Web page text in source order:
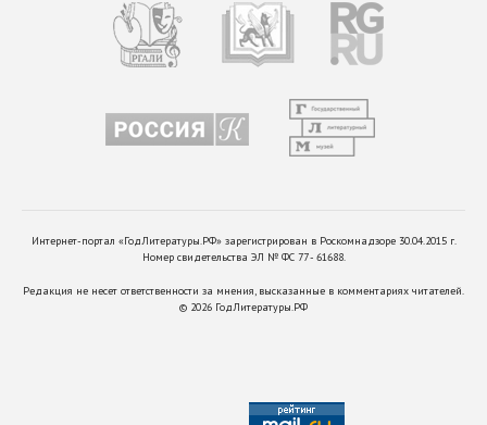
Интернет-портал «ГодЛитературы.РФ» зарегистрирован в Роскомнадзоре 30.04.2015 г.
Номер свидетельства ЭЛ № ФС 77 - 61688.
Редакция не несет ответственности за мнения, высказанные в комментариях читателей.
© 2026 ГодЛитературы.РФ